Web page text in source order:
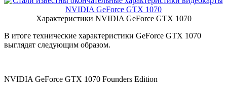
Характеристики NVIDIA GeForce GTX 1070
В итоге технические характеристики GeForce GTX 1070
выглядят следующим образом.
NVIDIA GeForce GTX 1070 Founders Edition